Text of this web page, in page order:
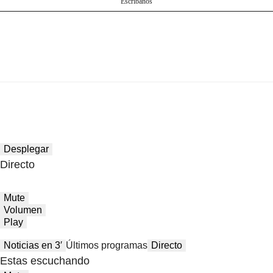
Desplegar
Directo
Mute
Volumen
Play
Noticias en 3′ Últimos programas Directo
Estas escuchando